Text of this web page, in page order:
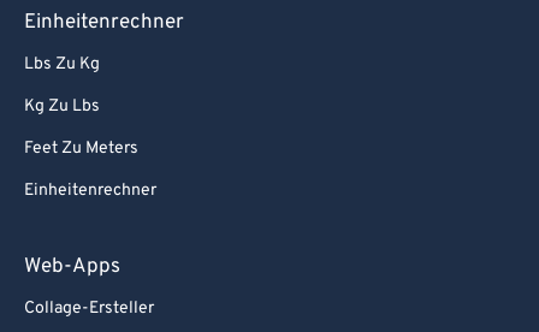
Einheitenrechner
Lbs Zu Kg
Kg Zu Lbs
Feet Zu Meters
Einheitenrechner
Web-Apps
Collage-Ersteller